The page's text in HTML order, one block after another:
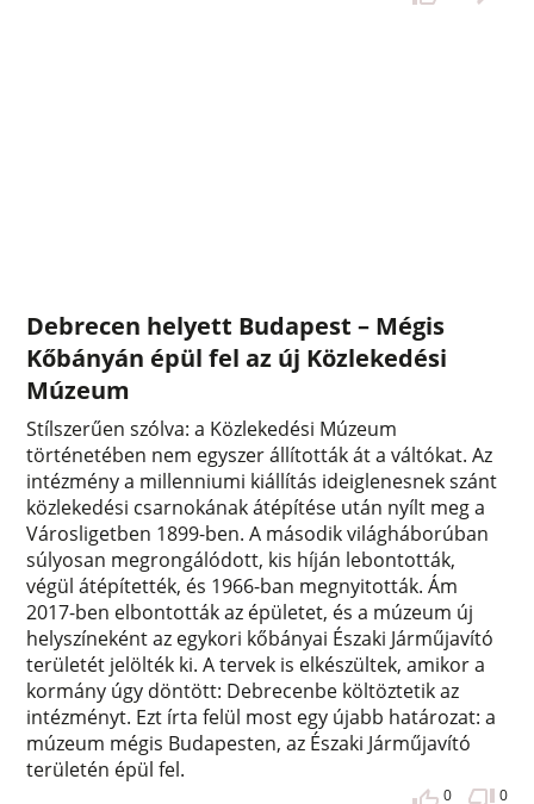
Debrecen helyett Budapest – Mégis
Kőbányán épül fel az új Közlekedési
Múzeum
Stílszerűen szólva: a Közlekedési Múzeum
történetében nem egyszer állították át a váltókat. Az
intézmény a millenniumi kiállítás ideiglenesnek szánt
közlekedési csarnokának átépítése után nyílt meg a
Városligetben 1899-ben. A második világháborúban
súlyosan megrongálódott, kis híján lebontották,
végül átépítették, és 1966-ban megnyitották. Ám
2017-ben elbontották az épületet, és a múzeum új
helyszíneként az egykori kőbányai Északi Járműjavító
területét jelölték ki. A tervek is elkészültek, amikor a
kormány úgy döntött: Debrecenbe költöztetik az
intézményt. Ezt írta felül most egy újabb határozat: a
múzeum mégis Budapesten, az Északi Járműjavító
területén épül fel.
0 0